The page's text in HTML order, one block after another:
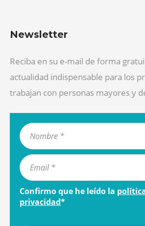
Newsletter
Reciba en su e-mail de forma
actualidad indispensable para los
trabajan con personas mayores y
Confirmo que he leído la
privacidad*